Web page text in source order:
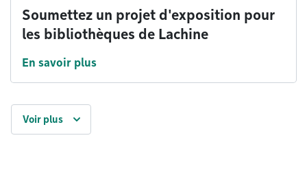
Soumettez un projet d'exposition pour
les bibliothèques de Lachine
En savoir plus
Voir plus